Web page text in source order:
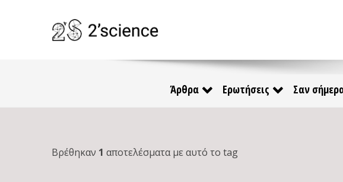
Άρθρα Ερωτήσεις Σαν
Βρέθηκαν 1 αποτελέσματα με αυτό το tag